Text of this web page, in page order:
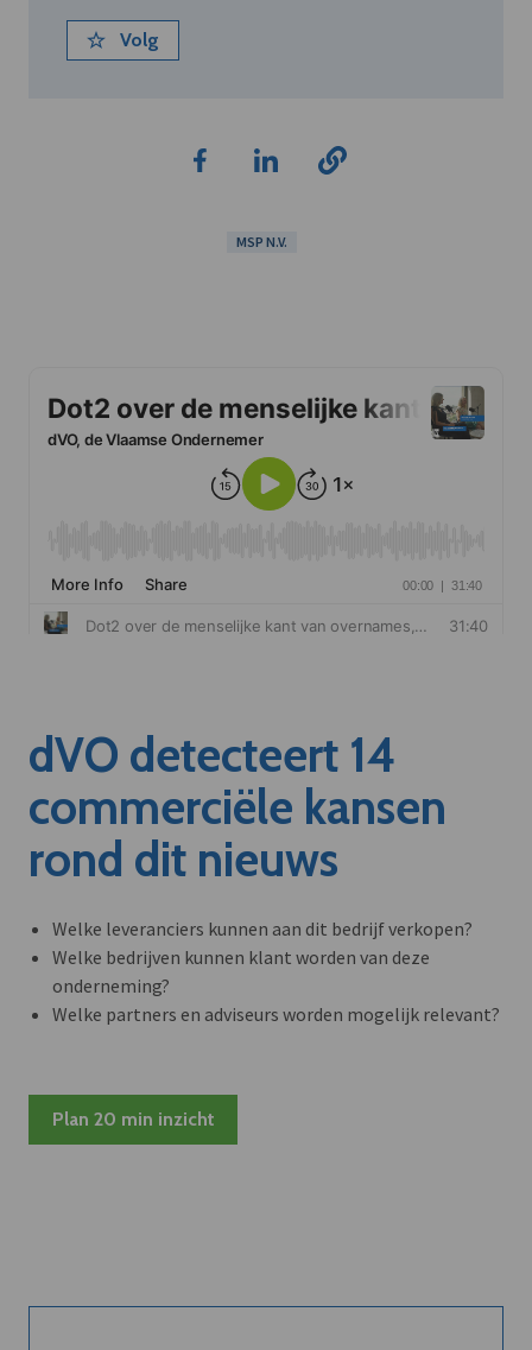
Volg
MSP N.V.
dVO detecteert 14
commerciële kansen
rond dit nieuws
Welke leveranciers kunnen aan dit bedrijf verkopen?
Welke bedrijven kunnen klant worden van deze
onderneming?
Welke partners en adviseurs worden mogelijk relevant?
Plan 20 min inzicht